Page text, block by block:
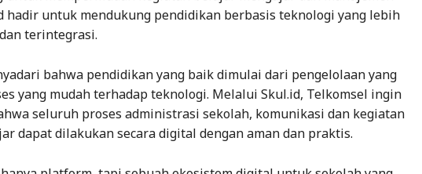
hadir untuk mendukung pendidikan berbasis teknologi yang lebih
terintegrasi.
bahwa pendidikan yang baik dimulai dari pengelolaan yang
yang mudah terhadap teknologi. Melalui Skul.id, Telkomsel ingin
seluruh proses administrasi sekolah, komunikasi dan kegiatan
dapat dilakukan secara digital dengan aman dan praktis.